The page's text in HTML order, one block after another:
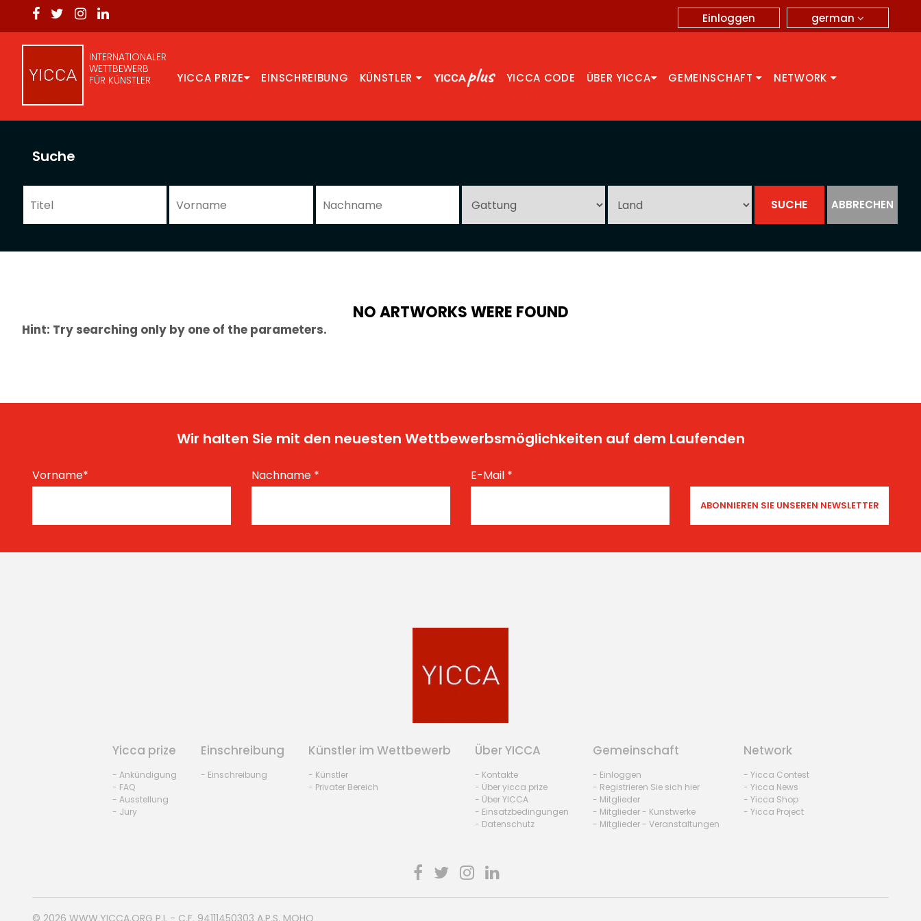
german
Einloggen
INTERNATIONALER
WETTBEWERB
FÜR KÜNSTLER
YICCA PRIZE EINSCHREIBUNG KÜNSTLER YICCA CODE ÜBER YICCA GEMEINSCHAFT NETWORK
Suche
ABBRECHEN
NO ARTWORKS WERE FOUND
Hint: Try searching only by one of the parameters.
Wir halten Sie mit den neuesten Wettbewerbsmöglichkeiten auf dem Laufenden
Vorname* Nachname * E-Mail *
Yicca prize
- Ankündigung
- FAQ
- Ausstellung
- Jury
Einschreibung
- Einschreibung
Künstler im Wettbewerb
- Künstler
- Privater Bereich
Über YICCA
- Kontakte
- Über yicca prize
- Über YICCA
- Einsatzbedingungen
- Datenschutz
Gemeinschaft
- Einloggen
- Registrieren Sie sich hier
- Mitglieder
- Mitglieder - Kunstwerke
- Mitglieder - Veranstaltungen
Network
- Yicca Contest
- Yicca News
- Yicca Shop
- Yicca Project